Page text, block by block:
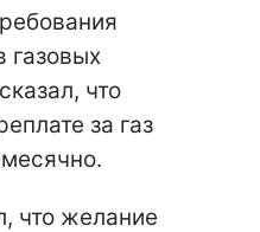
газовых
что
за газ
что желание